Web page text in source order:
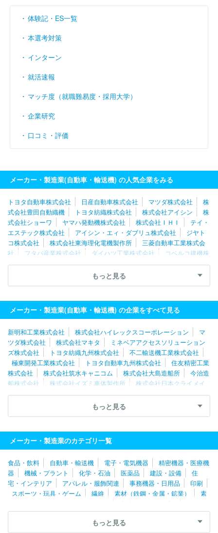
営業利益率 （％） 6.63 4.55 6.88
経常利益率 （％）
体験記・ES一覧
本選考対策
インターン
就活速報
マッチ度（就職難易度・採用大学）
企業研究
口コミ・評価
メーカー・製造業(自動車・輸送機) の人気企業をみる
トヨタ自動車株式会社 日産自動車株式会社 マツダ株式会社
株
式会社豊田自動織機
トヨタ紡織株式会社 株式会社アイシン
株
式会社ショーワ
ヤマハ発動機株式会社 株式会社ＩＨＩ
テイ・
エステック株式会社
アイシン・エィ・ダブリュ株式会社
ジヤト
コ株式会社
株式会社東海理化電機製作所
三菱自動車工業株式会
社
フタバ産業株式会社 ダイハツ工業株式会社
コベルコ建機株
式会社
マレリ株式会社 いすゞ自動車株式会社
スズキ株式会
株式会社ケーヒン
豊田合成株式会社
株式会社エフテック
もっと見る
メーカー・製造業(自動車・輸送機) の企業をすべて見る
新明和工業株式会社 株式会社ハイレックスコーポレーション
マ
ツダ株式会社
株式会社マキタ
ミネベアアクセスソリューション
ズ株式会社
トヨタ紡織九州株式会社
不二輸送機工業株式会社
極東開発工業株式会社
トヨタ自動車九州株式会社
住友精密工業
株式会社
株式会社筑水キャニコム 株式会社大島造船所
今治造
船株式会社
株式会社イズミ車体製作所
株式会社日本クライメイ
トシステムズ
株式会社ベルソニカ
アイシン・エィ・ダブリュ株
ニデックモビリティ株式会社
オージーケー技研株式会社
トヨタ自動車株式会社
サカイサイクル株式会社
株式会社エフ・
シー・シー
ＮＳＫワーナー株式会社
日本トレクス株式会社
株式会社アドヴィックス
パナソニックサ
イクルテック株式会社
山清工業株式会社
フジオーゼックス株式
会社
トヨタ紡織株式会社 トヨタ車体株式会社
アイシン化工株
式会社
株式会社松永製作所
ヤマハモーターエレクトロニクス株
ジヤトコ株式会社
もっと見る
メーカー・製造業のカテゴリ一覧
食品・飲料 自動車・輸送機 電子・電気機器
精密機器・医療機
器
機械・プラント 化学・石油 医薬品 建設・設備
住
宅・インテリア
アパレル・服飾関連 事務機器・日用品
印刷
スポーツ・玩具・ゲーム
繊維 素材（鉄鋼・金属・鉱業）
素
材（ゴム・ガラス・セラミックス）
素材（紙・パルプ）
素材
（その他）
農林・水産 たばこ・飼料 その他
もっと見る